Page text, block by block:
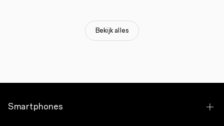
product
te
creëren,
Bekijk alles
Smartphones